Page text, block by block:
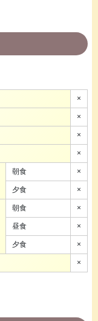
×
×
×
×
朝食 ×
夕食 ×
朝食 ×
昼食 ×
夕食 ×
×